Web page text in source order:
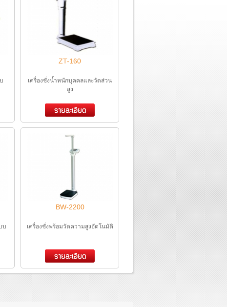
ZT-160
เครื่องชั่งน้ำหนักบุคคลและวัดส่วน
สูง
บ
BW-2200
เครื่องชั่งพร้อมวัดความสูงอัตโนมัติ